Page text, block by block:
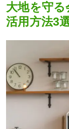
大地を守
活用方法3